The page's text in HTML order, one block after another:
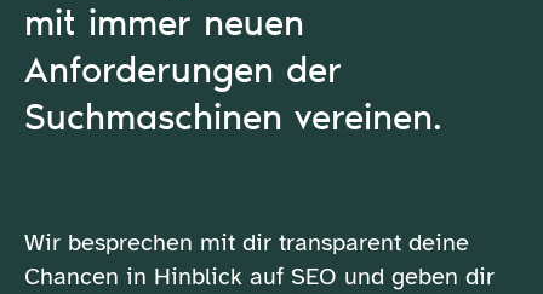
mit immer neuen
Anforderungen der
Suchmaschinen vereinen.
Wir besprechen mit dir transparent deine
Chancen in Hinblick auf SEO und geben dir